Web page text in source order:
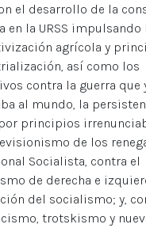
el desarrollo de la
en la URSS impulsando
agrícola y
así como los
contra la guerra que
al mundo, la
principios
de los
Socialista, contra el
de derecha e
del socialismo; y,
trotskismo y